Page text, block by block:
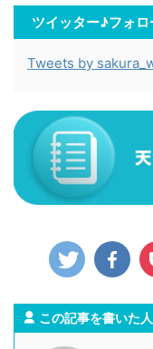
ツイッター♪フォロ
Tweets by
この記事を書いた人